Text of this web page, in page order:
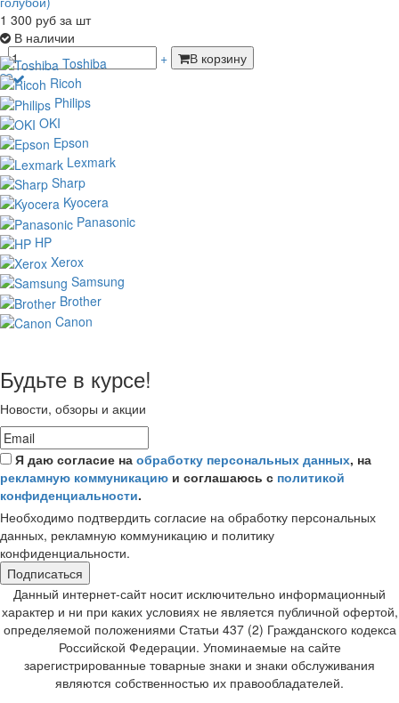
1 300 руб за шт
В наличии
-
+ В корзину
Toshiba
Ricoh
Philips
OKI
Epson
Lexmark
Sharp
Kyocera
Panasonic
HP
Xerox
Samsung
Brother
Canon
Будьте в курсе!
Новости, обзоры и акции
Я даю согласие на обработку персональных данных, на
рекламную коммуникацию и соглашаюсь с политикой
конфиденциальности.
Необходимо подтвердить согласие на обработку персональных
данных, рекламную коммуникацию и политику
конфиденциальности.
Подписаться
Данный интернет-сайт носит исключительно информационный
характер и ни при каких условиях не является публичной офертой,
определяемой положениями Статьи 437 (2) Гражданского кодекса
Российской Федерации. Упоминаемые на сайте
зарегистрированные товарные знаки и знаки обслуживания
являются собственностью их правообладателей.